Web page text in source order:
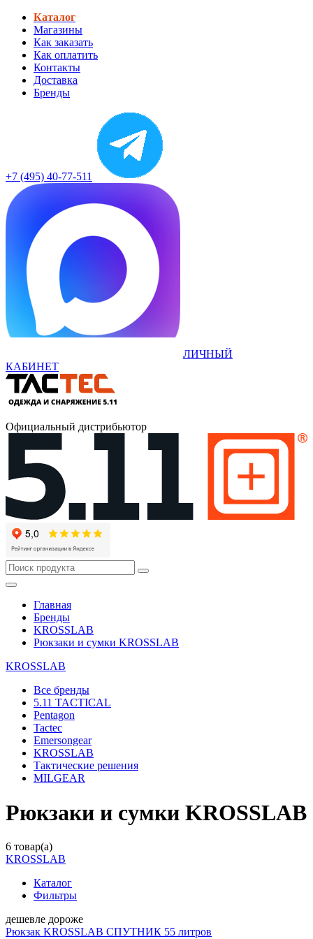
Каталог
Магазины
Как заказать
Как оплатить
Контакты
Доставка
Бренды
+7 (495) 40-77-511
ЛИЧНЫЙ
КАБИНЕТ
Официальный дистрибьютор
Главная
Бренды
KROSSLAB
Рюкзаки и сумки KROSSLAB
KROSSLAB
Все бренды
5.11 TACTICAL
Pentagon
Tactec
Emersongear
KROSSLAB
Тактические решения
MILGEAR
Рюкзаки и сумки KROSSLAB
6 товар(а)
KROSSLAB
Каталог
Фильтры
дешевле дороже
Рюкзак KROSSLAB СПУТНИК 55 литров